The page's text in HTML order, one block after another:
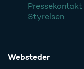
Pressekontakt
Styrelsen
Websteder